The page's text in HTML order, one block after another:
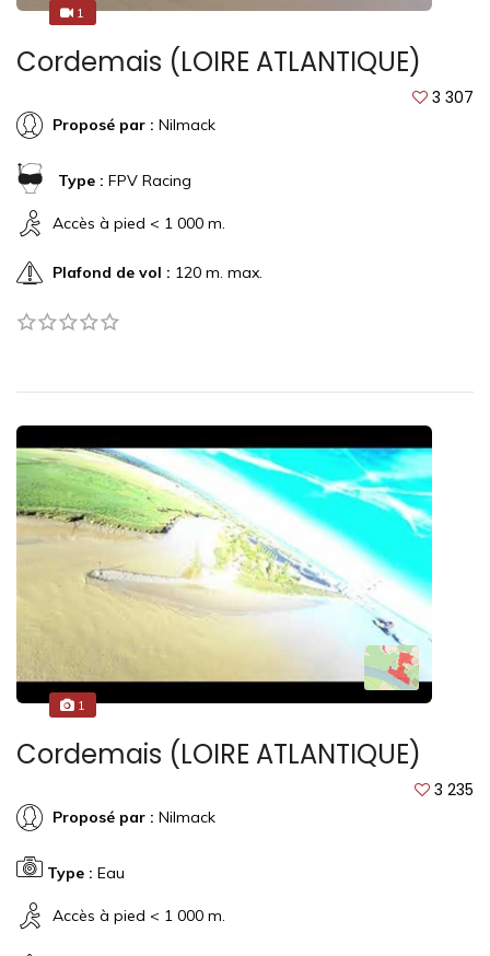
11
Cordemais (LOIRE ATLANTIQUE)
3 307
Proposé par : Nilmack
Type : FPV Racing
Accès à pied < 1 000 m.
Plafond de vol : 120 m. max.
1
Cordemais (LOIRE ATLANTIQUE)
3 235
Proposé par : Nilmack
Type : Eau
Accès à pied < 1 000 m.